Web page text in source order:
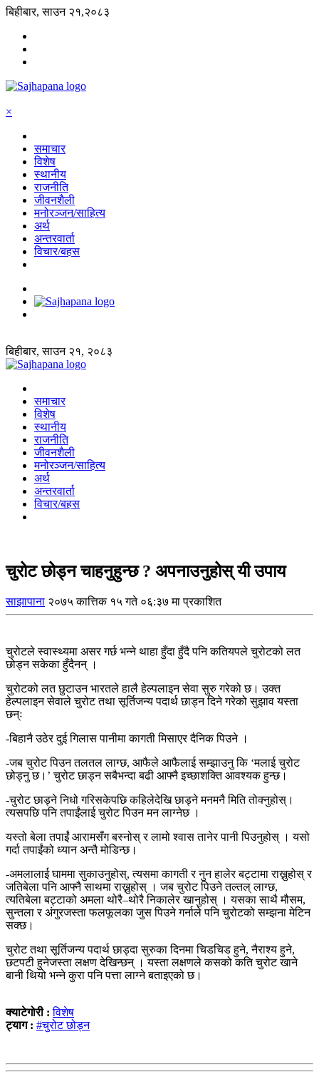
बिहीबार, साउन २१,२०८३
×
समाचार
विशेष
स्थानीय
राजनीति
जीवनशैली
मनोरञ्जन/साहित्य
अर्थ
अन्तरवार्ता
विचार/बहस
बिहीबार, साउन २१, २०८३
समाचार
विशेष
स्थानीय
राजनीति
जीवनशैली
मनोरञ्जन/साहित्य
अर्थ
अन्तरवार्ता
विचार/बहस
चुरोट छोड्न चाहनुहुन्छ ? अपनाउनुहोस् यी उपाय
साझापाना २०७५ कात्तिक १५ गते ०६:३७ मा प्रकाशित
चुरोटले स्वास्थ्यमा असर गर्छ भन्ने थाहा हुँदा हुँदै पनि कतियपले चुरोटको लत
छोड्न सकेका हुँदैनन् ।
चुरोटको लत छुटाउन भारतले हालै हेल्पलाइन सेवा सुरु गरेको छ। उक्त
हेल्पलाइन सेवाले चुरोट तथा सूर्तिजन्य पदार्थ छाड्न दिने गरेको सुझाव यस्ता
छन्ः
-बिहानै उठेर दुई गिलास पानीमा कागती मिसाएर दैनिक पिउने ।
-जब चुरोट पिउन तलतल लाग्छ, आफैले आफैलाई सम्झाउनु कि ‘मलाई चुरोट
छोड्नु छ।’ चुरोट छाड्न सबैभन्दा बढी आफ्नै इच्छाशक्ति आवश्यक हुन्छ।
-चुरोट छाड्ने निधो गरिसकेपछि कहिलेदेखि छाड्ने मनमनै मिति तोक्नुहोस्।
त्यसपछि पनि तपाईंलाई चुरोट पिउन मन लाग्नेछ ।
यस्तो बेला तपाईं आरामसँग बस्नोस् र लामो श्वास तानेर पानी पिउनुहोस् । यसो
गर्दा तपाईंको ध्यान अन्तै मोडिन्छ।
-अमलालाई घाममा सुकाउनुहोस्, त्यसमा कागती र नुन हालेर बट्टामा राख्नुहोस् र
जतिबेला पनि आफ्नै साथमा राख्नुहोस् । जब चुरोट पिउने तल्तल् लाग्छ,
त्यतिबेला बट्टाको अमला थोरै–थोरै निकालेर खानुहोस् । यसका साथै मौसम,
सुन्तला र अंगुरजस्ता फलफूलका जुस पिउने गर्नाले पनि चुरोटको सम्झना मेटिन
सक्छ।
चुरोट तथा सूर्तिजन्य पदार्थ छाड्दा सुरुका दिनमा चिडचिड हुने, नैराश्य हुने,
छटपटी हुनेजस्ता लक्षण देखिन्छन् । यस्ता लक्षणले कसको कति चुरोट खाने
बानी थियो भन्ने कुरा पनि पत्ता लाग्ने बताइएको छ।
क्याटेगोरी :विशेष
ट्याग : #चुरोट छोड्न